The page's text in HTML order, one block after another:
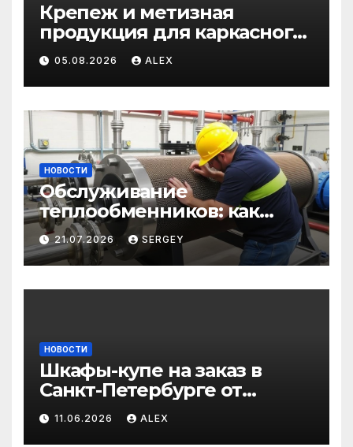
Крепеж и метизная
продукция для каркасного
и загородного
строительства: от
саморезов до анкеров
05.08.2026 ALEX
НОВОСТИ
Обслуживание
теплообменников: как
сохранить эффективность
и избежать простоев
21.07.2026 SERGEY
НОВОСТИ
Шкафы-купе на заказ в
Санкт-Петербурге от
производителя по
доступным ценам
11.06.2026 ALEX